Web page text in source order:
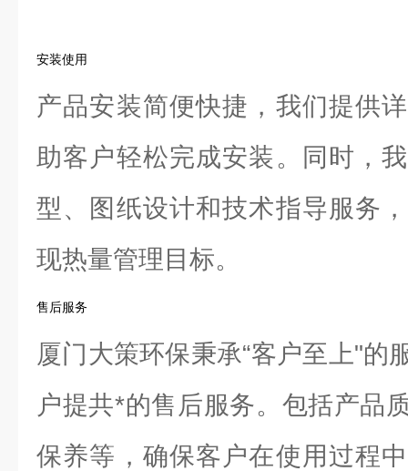
安装使用
产品安装简便快捷，我们提供
助客户轻松完成安装。同时，
型、图纸设计和技术指导服务
现热量管理目标。
售后服务
厦门大策环保秉承“客户至上"的
户提共*的售后服务。包括产品
保养等，确保客户在使用过程